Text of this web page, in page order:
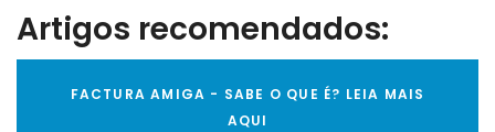
Artigos recomendados:
FACTURA AMIGA - SABE O QUE É? LEIA MAIS
AQUI